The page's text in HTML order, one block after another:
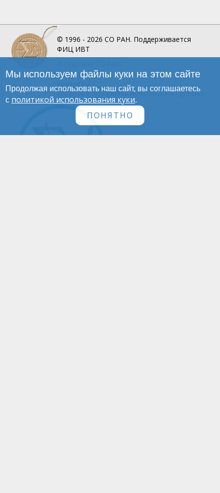
© 1996 - 2026 СО РАН. Поддерживается
ФИЦ ИВТ
Инфографика
Политика обработки персональных данных
Мы используем файлы куки на этом сайте
Продолжая использовать наш сайт, вы соглашаетесь
с политикой использования куки.
ПОНЯТНО